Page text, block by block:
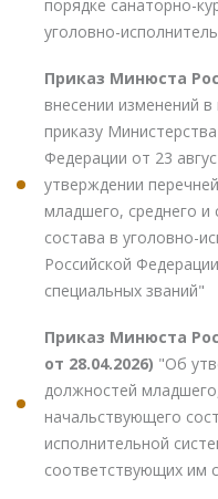
порядке санаторно-
уголовно-
Приказ Минюста
внесении изменений
приказу
Федерации от 23
утверждении
младшего, среднего
состава в уголовно-
Российской
специальных званий"
Приказ Минюста
от 28.04.2026) "Об
должностей
начальствующего
исполнительной
соответствующих им